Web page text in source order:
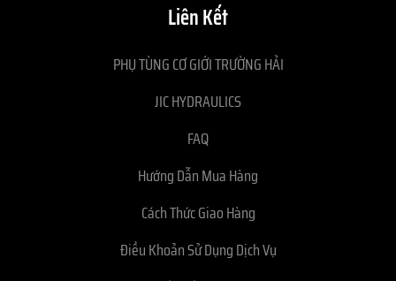
Liên Kết
PHỤ TÙNG CƠ GIỚI TRƯỜNG HẢI
JIC HYDRAULICS
FAQ
Hướng Dẫn Mua Hàng
Cách Thức Giao Hàng
Điều Khoản Sử Dụng Dịch Vụ